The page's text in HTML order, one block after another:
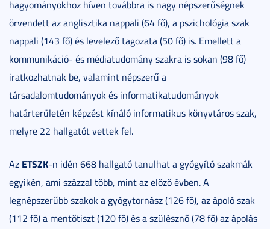
hagyományokhoz híven továbbra is nagy népszerűségnek
örvendett az anglisztika nappali (64 fő), a pszichológia szak
nappali (143 fő) és levelező tagozata (50 fő) is. Emellett a
kommunikáció- és médiatudomány szakra is sokan (98 fő)
iratkozhatnak be, valamint népszerű a
társadalomtudományok és informatikatudományok
határterületén képzést kínáló informatikus könyvtáros szak,
melyre 22 hallgatót vettek fel.
Az ETSZK-n idén 668 hallgató tanulhat a gyógyító szakmák
egyikén, ami százzal több, mint az előző évben. A
legnépszerűbb szakok a gyógytornász (126 fő), az ápoló szak
(112 fő) a mentőtiszt (120 fő) és a szülésznő (78 fő) az ápolás